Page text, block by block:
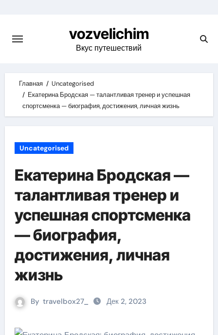
content
vozvelichim
Вкус путешествий
Главная
Uncategorised
Екатерина Бродская — талантливая тренер и успешная
спортсменка — биография, достижения, личная жизнь
Uncategorised
Екатерина Бродская —
талантливая тренер и
успешная спортсменка
— биография,
достижения, личная
жизнь
By travelbox27_ Дек 2, 2023